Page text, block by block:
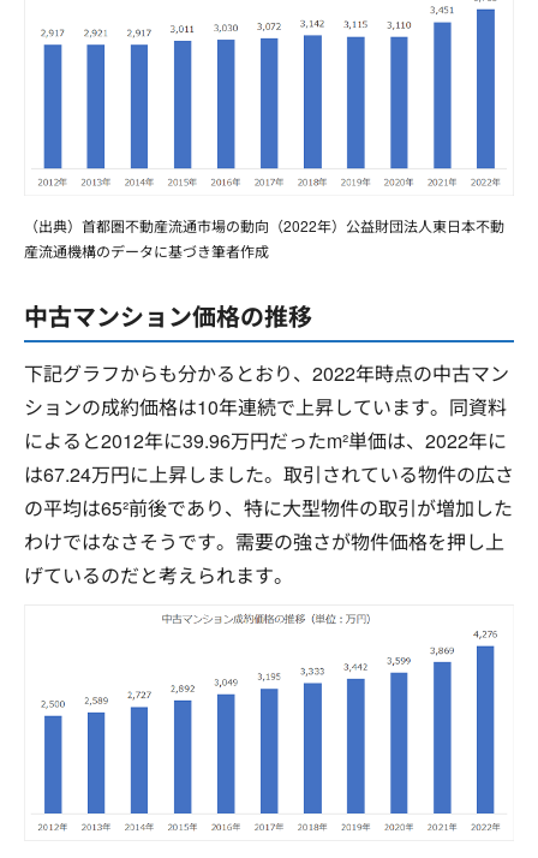
（出典）首都圏不動産流通市場の動向（2022年）公益財団法人東日本不動
産流通機構のデータに基づき筆者作成
中古マンション価格の推移
下記グラフからも分かるとおり、2022年時点の中古マン
ションの成約価格は10年連続で上昇しています。同資料
によると2012年に39.96万円だったm²単価は、2022年に
は67.24万円に上昇しました。取引されている物件の広さ
の平均は65²前後であり、特に大型物件の取引が増加した
わけではなさそうです。需要の強さが物件価格を押し上
げているのだと考えられます。